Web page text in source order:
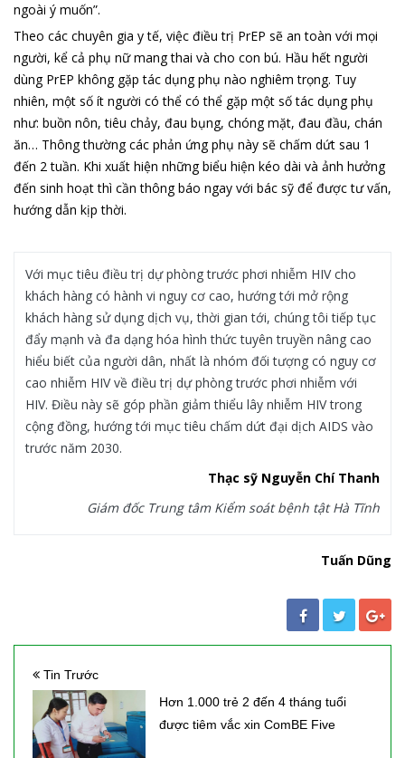
ngoài ý muốn”.
Theo các chuyên gia y tế, việc điều trị PrEP sẽ an toàn với mọi
người, kể cả phụ nữ mang thai và cho con bú. Hầu hết người
dùng PrEP không gặp tác dụng phụ nào nghiêm trọng. Tuy
nhiên, một số ít người có thể có thể gặp một số tác dụng phụ
như: buồn nôn, tiêu chảy, đau bụng, chóng mặt, đau đầu, chán
ăn… Thông thường các phản ứng phụ này sẽ chấm dứt sau 1
đến 2 tuần. Khi xuất hiện những biểu hiện kéo dài và ảnh hưởng
đến sinh hoạt thì cần thông báo ngay với bác sỹ để được tư vấn,
hướng dẫn kịp thời.
Với mục tiêu điều trị dự phòng trước phơi nhiễm HIV cho
khách hàng có hành vi nguy cơ cao, hướng tới mở rộng
khách hàng sử dụng dịch vụ, thời gian tới, chúng tôi tiếp tục
đẩy mạnh và đa dạng hóa hình thức tuyên truyền nâng cao
hiểu biết của người dân, nhất là nhóm đối tượng có nguy cơ
cao nhiễm HIV về điều trị dự phòng trước phơi nhiễm với
HIV. Điều này sẽ góp phần giảm thiểu lây nhiễm HIV trong
cộng đồng, hướng tới mục tiêu chấm dứt đại dịch AIDS vào
trước năm 2030.
Thạc sỹ Nguyễn Chí Thanh
Giám đốc Trung tâm Kiểm soát bệnh tật Hà Tĩnh
Tuấn Dũng
Tin Trước
Hơn 1.000 trẻ 2 đến 4 tháng tuổi
được tiêm vắc xin ComBE Five